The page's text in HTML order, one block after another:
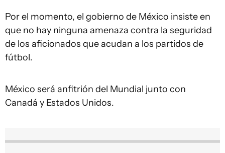
Por el momento, el gobierno de México insiste en
que no hay ninguna amenaza contra la seguridad
de los aficionados que acudan a los partidos de
fútbol.
México será anfitrión del Mundial junto con
Canadá y Estados Unidos.